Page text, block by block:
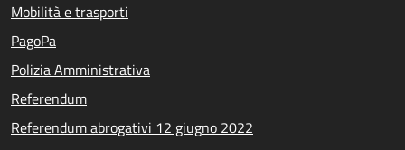
Mobilità e trasporti
PagoPa
Polizia Amministrativa
Referendum
Referendum abrogativi 12 giugno 2022